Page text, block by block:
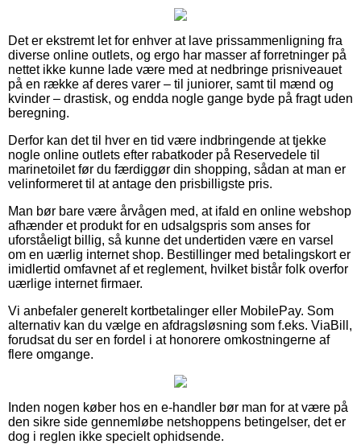
Det er ekstremt let for enhver at lave prissammenligning fra
diverse online outlets, og ergo har masser af forretninger på
nettet ikke kunne lade være med at nedbringe prisniveauet
på en række af deres varer – til juniorer, samt til mænd og
kvinder – drastisk, og endda nogle gange byde på fragt uden
beregning.
Derfor kan det til hver en tid være indbringende at tjekke
nogle online outlets efter rabatkoder på Reservedele til
marinetoilet før du færdiggør din shopping, sådan at man er
velinformeret til at antage den prisbilligste pris.
Man bør bare være årvågen med, at ifald en online webshop
afhænder et produkt for en udsalgspris som anses for
uforståeligt billig, så kunne det undertiden være en varsel
om en uærlig internet shop. Bestillinger med betalingskort er
imidlertid omfavnet af et reglement, hvilket bistår folk overfor
uærlige internet firmaer.
Vi anbefaler generelt kortbetalinger eller MobilePay. Som
alternativ kan du vælge en afdragsløsning som f.eks. ViaBill,
forudsat du ser en fordel i at honorere omkostningerne af
flere omgange.
Inden nogen køber hos en e-handler bør man for at være på
den sikre side gennemløbe netshoppens betingelser, det er
dog i reglen ikke specielt ophidsende.